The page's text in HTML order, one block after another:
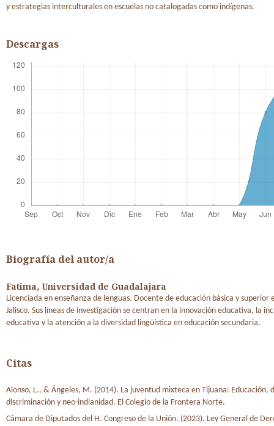
y estrategias interculturales en escuelas no catalogadas como indígenas.
Descargas
Biografía del autor/a
Fatima, Universidad de Guadalajara
Licenciada en enseñanza de lenguas. Docente de educación básica y superior
Jalisco. Sus líneas de investigación se centran en la innovación educativa, la
educativa y la atención a la diversidad lingüística en educación secundaria.
Citas
Alonso, L., & Ángeles, M. (2014). La juventud mixteca en Tijuana: Educación,
discriminación y neo-indianidad. El Colegio de la Frontera Norte.
Cámara de Diputados del H. Congreso de la Unión. (2023). Ley General de